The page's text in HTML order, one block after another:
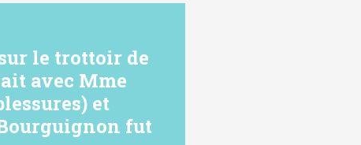
le trottoir de
avec Mme
et
fut